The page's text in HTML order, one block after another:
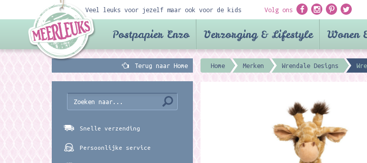
Veel leuks voor jezelf maar ook voor de kids Volg ons
Postpapier Enzo Verzorging & Lifestyle Wonen
Terug naar Home Home Merken Wrendale Designs
Snelle verzending
Persoonlijke service